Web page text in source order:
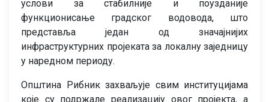
услови за стабилније и поузданије
функционисање градског водовода, што
представља један од значајнијих
инфраструктурних пројеката за локалну заједницу
у наредном периоду.
Општина Рибник захваљује свим институцијама
које су подржале реализацију овог пројекта, а